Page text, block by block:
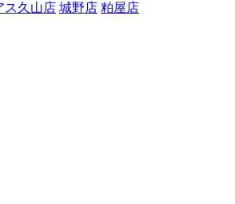
ス久山店 城野店 粕屋店